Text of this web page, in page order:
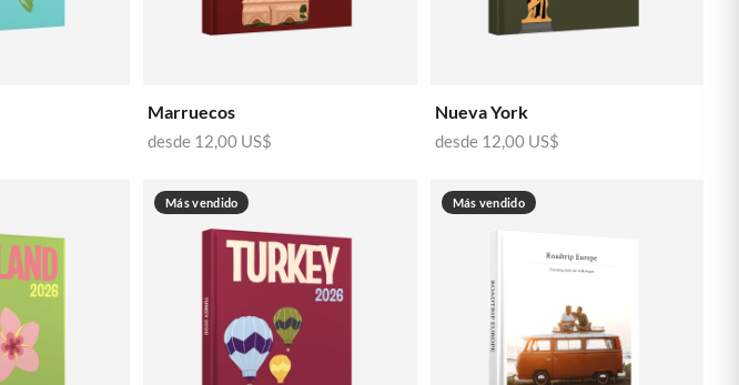
Marruecos
desde 12,00 US$
Nueva York
desde 12,00 US$
Más vendido Más vendido